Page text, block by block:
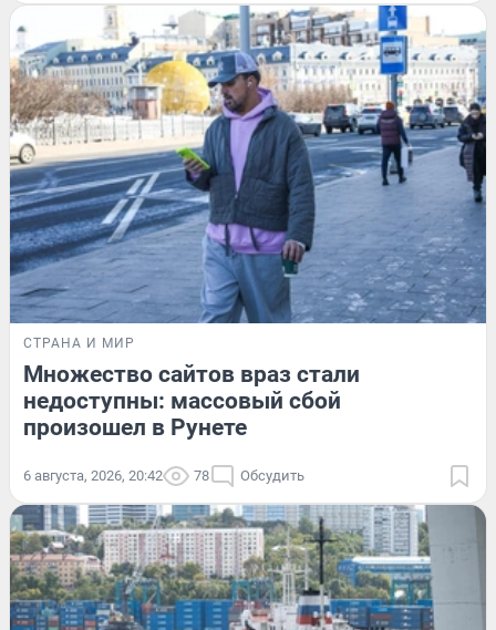
СТРАНА И МИР
Множество сайтов враз стали
недоступны: массовый сбой
произошел в Рунете
6 августа, 2026, 20:42 78 Обсудить